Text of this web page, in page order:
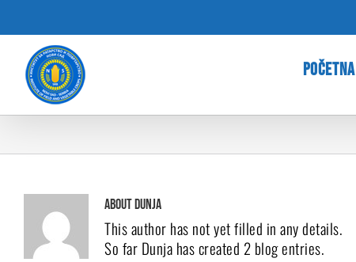
content
POČETNA
About Dunja
This author has not yet filled in any details.
So far Dunja has created 2 blog entries.